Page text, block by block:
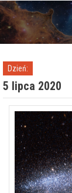
Przejdź
Dzień:
5 lipca 2020